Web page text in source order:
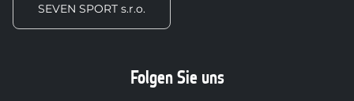
SEVEN SPORT s.r.o.
Folgen Sie uns